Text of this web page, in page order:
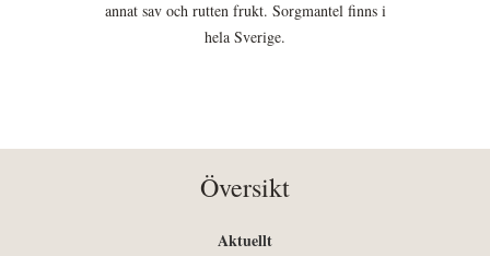
annat sav och rutten frukt. Sorgmantel finns i
hela Sverige.
Översikt
Aktuellt